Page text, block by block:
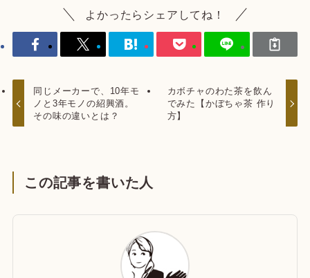
よかったらシェアしてね！
同じメーカーで、10年モ
ノと3年モノの紹興酒。
その味の違いとは？
カボチャのわた茶を飲ん
でみた【かぼちゃ茶 作り
方】
この記事を書いた人